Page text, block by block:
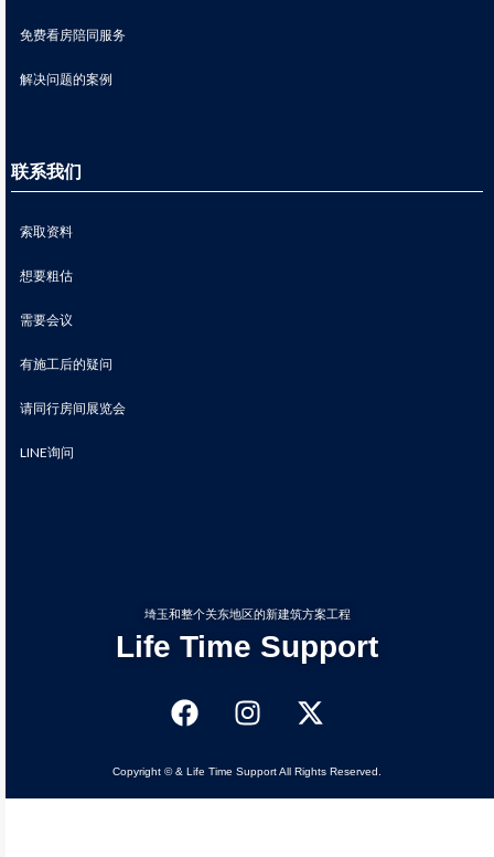
免费看房陪同服务
解决问题的案例
联系我们
索取资料
想要粗估
需要会议
有施工后的疑问
请同行房间展览会
LINE询问
埼玉和整个关东地区的新建筑方案工程
Life Time Support
Copyright © & Life Time Support All Rights Reserved.